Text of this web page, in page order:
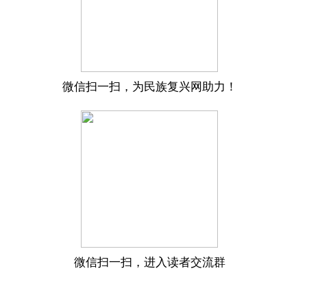
微信扫一扫，为民族复兴网助力！
微信扫一扫，进入读者交流群